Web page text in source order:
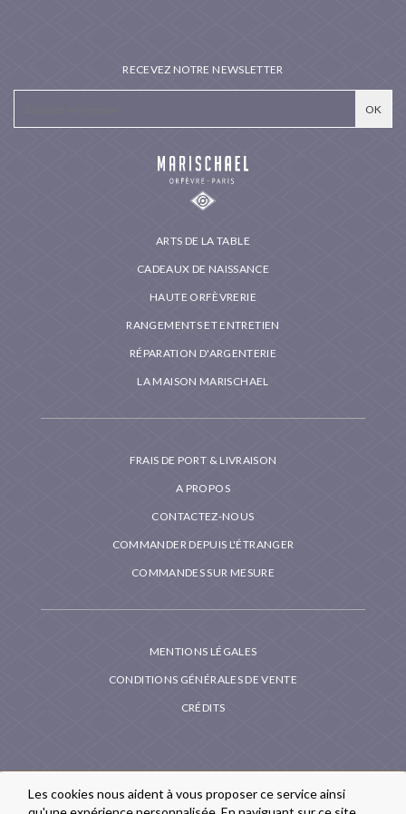
ARTS DE LA TABLE
CADEAUX DE NAISSANCE
HAUTE ORFÈVRERIE
RANGEMENTS ET ENTRETIEN
RÉPARATION D'ARGENTERIE
LA MAISON MARISCHAEL
FRAIS DE PORT & LIVRAISON
A PROPOS
CONTACTEZ-NOUS
COMMANDER DEPUIS L'ÉTRANGER
COMMANDES SUR MESURE
MENTIONS LÉGALES
CONDITIONS GÉNÉRALES DE VENTE
CRÉDITS
RECEVEZ NOTRE NEWSLETTER
Les cookies nous aident à vous proposer ce service ainsi